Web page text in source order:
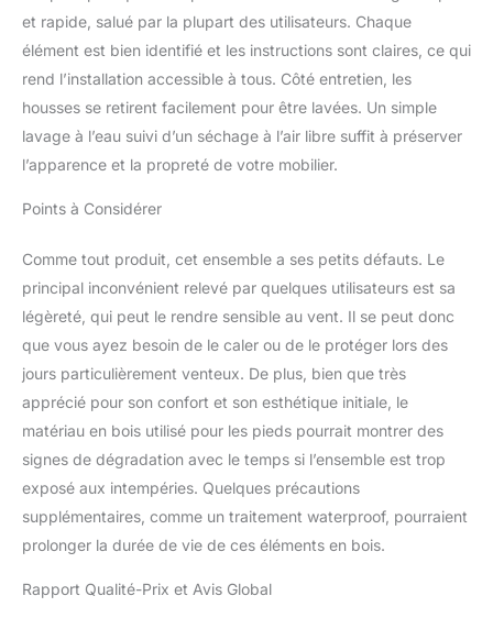
facilitent grandement
l'entretien de ce salon de
aluminium léger et
inoxydable assure une
durabilité sans pareil,
faisant de cet ensemble
un moment de détente
sur la chaise longue ou
pour accueillir des amis
autour de la table jardin,
notre salon offre une
expérience sans tracas.
MONTAGE SIMPLE ET
RAPIDE: L'assemblage de
ce salon de jardin
modulable est un jeu
d'enfant, vous
permettant de profiter
rapidement de votre
nouvel espace extérieur.
fauteuil de jardin au
et rapide, salué par la plupart des utilisateurs. Chaque
élément est bien identifié et les instructions sont claires, ce qui
rend l’installation accessible à tous. Côté entretien, les
housses se retirent facilement pour être lavées. Un simple
lavage à l’eau suivi d’un séchage à l’air libre suffit à préserver
l’apparence et la propreté de votre mobilier.
Points à Considérer
Comme tout produit, cet ensemble a ses petits défauts. Le
principal inconvénient relevé par quelques utilisateurs est sa
légèreté, qui peut le rendre sensible au vent. Il se peut donc
que vous ayez besoin de le caler ou de le protéger lors des
jours particulièrement venteux. De plus, bien que très
apprécié pour son confort et son esthétique initiale, le
matériau en bois utilisé pour les pieds pourrait montrer des
signes de dégradation avec le temps si l’ensemble est trop
exposé aux intempéries. Quelques précautions
supplémentaires, comme un traitement waterproof, pourraient
prolonger la durée de vie de ces éléments en bois.
Rapport Qualité-Prix et Avis Global